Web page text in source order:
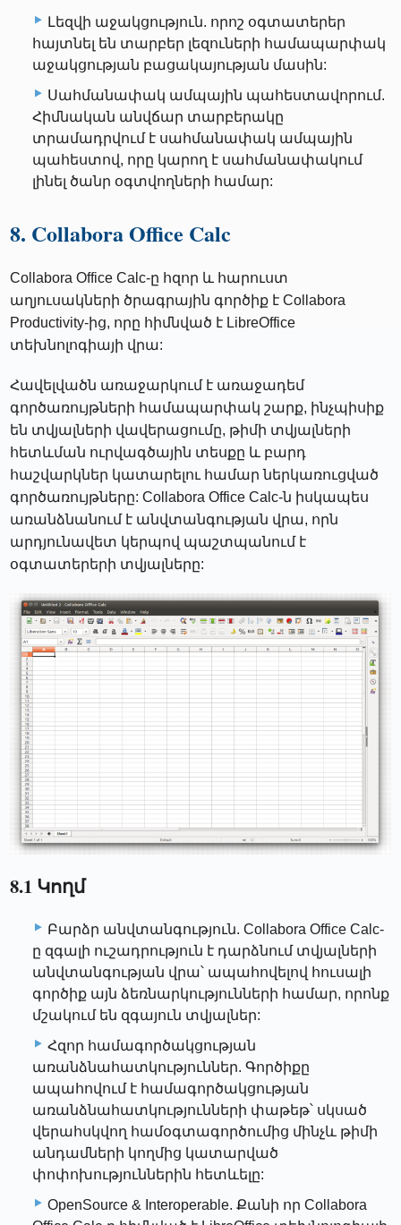
Լեզվի աջակցություն. որոշ օգտատերեր
հայտնել են տարբեր լեզուների համապարփակ
աջակցության բացակայության մասին:
Սահմանափակ ամպային պահեստավորում.
Հիմնական անվճար տարբերակը
տրամադրվում է սահմանափակ ամպային
պահեստով, որը կարող է սահմանափակում
լինել ծանր օգտվողների համար:
8. Collabora Office Calc
Collabora Office Calc-ը հզոր և հարուստ
աղյուսակների ծրագրային գործիք է Collabora
Productivity-ից, որը հիմնված է LibreOffice
տեխնոլոգիայի վրա:
Հավելվածն առաջարկում է առաջադեմ
գործառույթների համապարփակ շարք, ինչպիսիք
են տվյալների վավերացումը, թիմի տվյալների
հետևման ուրվագծային տեսքը և բարդ
հաշվարկներ կատարելու համար ներկառուցված
գործառույթները: Collabora Office Calc-ն իսկապես
առանձնանում է անվտանգության վրա, որն
արդյունավետ կերպով պաշտպանում է
օգտատերերի տվյալները:
8.1 Կողմ
Բարձր անվտանգություն. Collabora Office Calc-
ը զգալի ուշադրություն է դարձնում տվյալների
անվտանգության վրա՝ ապահովելով հուսալի
գործիք այն ձեռնարկությունների համար, որոնք
մշակում են զգայուն տվյալներ:
Հզոր համագործակցության
առանձնահատկություններ. Գործիքը
ապահովում է համագործակցության
առանձնահատկությունների փաթեթ՝ սկսած
վերահսկվող համօգտագործումից մինչև թիմի
անդամների կողմից կատարված
փոփոխություններին հետևելը:
OpenSource & Interoperable. Քանի որ Collabora